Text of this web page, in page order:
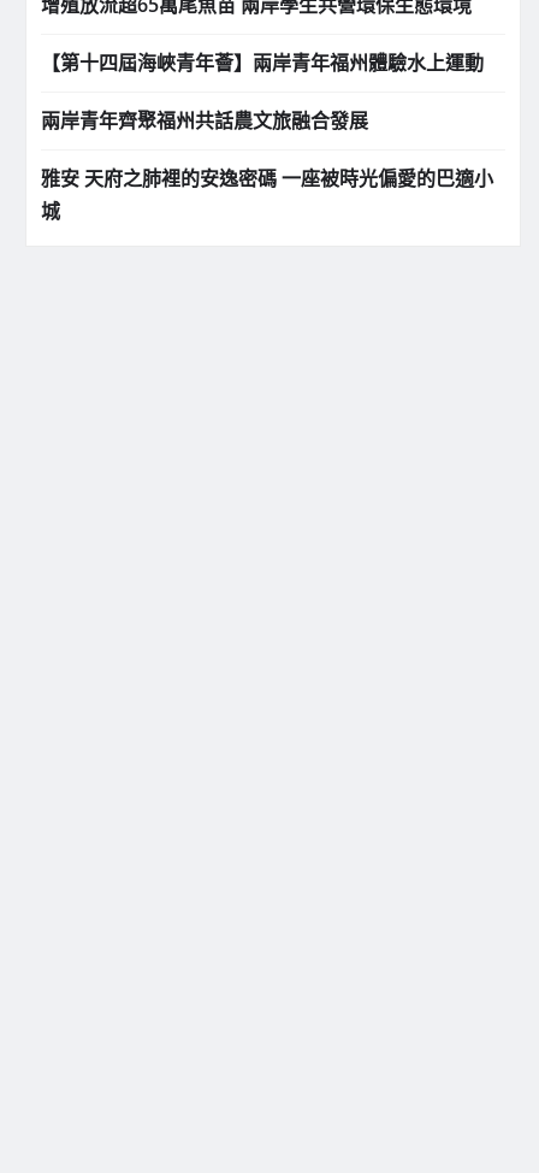
【第十四屆海峽青年薈】兩岸青年福州體驗水上運動
兩岸青年齊聚福州共話農文旅融合發展
雅安 天府之肺裡的安逸密碼 一座被時光偏愛的巴適小
城